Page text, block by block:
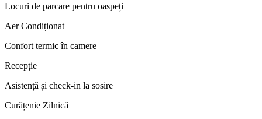
Locuri de parcare pentru oaspeți
Aer Condiționat
Confort termic în camere
Recepție
Asistență și check-in la sosire
Curățenie Zilnică